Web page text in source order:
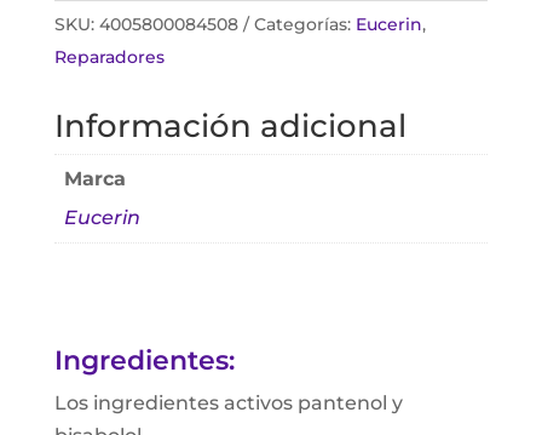
50ml
cantidad
SKU: 4005800084508 Categorías: Eucerin,
Reparadores
Información adicional
Marca
Eucerin
Ingredientes:
Los ingredientes activos pantenol y